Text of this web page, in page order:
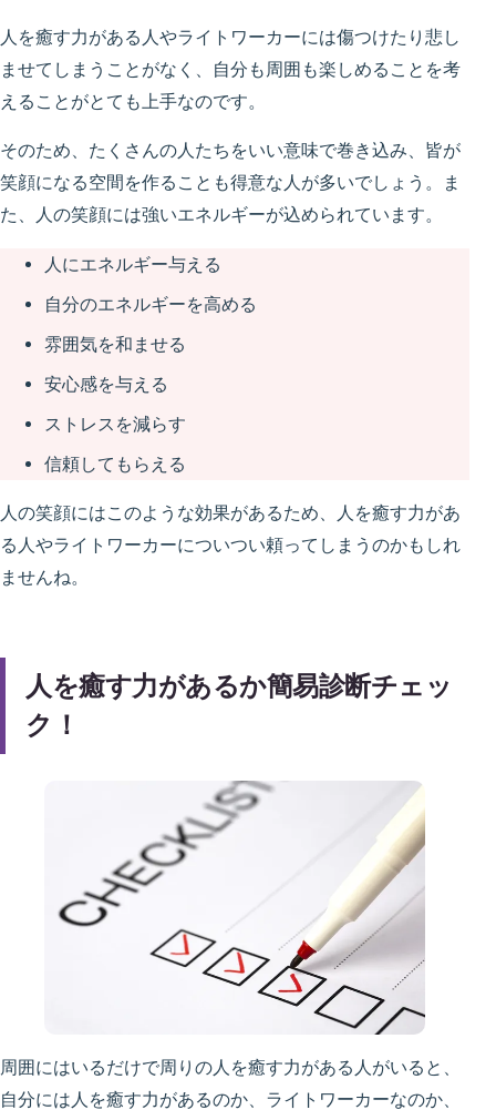
人を癒す力がある人やライトワーカーには傷つけたり悲し
ませてしまうことがなく、自分も周囲も楽しめることを考
えることがとても上手なのです。
そのため、たくさんの人たちをいい意味で巻き込み、 皆が
笑顔になる空間を作ることも得意な人が多いでしょう。ま
た、人の笑顔には強いエネルギーが込められています。
人にエネルギー与える
自分のエネルギーを高める
雰囲気を和ませる
安心感を与える
ストレスを減らす
信頼してもらえる
人の笑顔にはこのような効果があるため、人を癒す力があ
る人やライトワーカーについつい頼ってしまうのかもしれ
ませんね。
人を癒す力があるか簡易診断チェッ
ク！
周囲にはいるだけで周りの人を癒す力がある人がいると、
自分には人を癒す力があるのか、ライトワーカーなのか、